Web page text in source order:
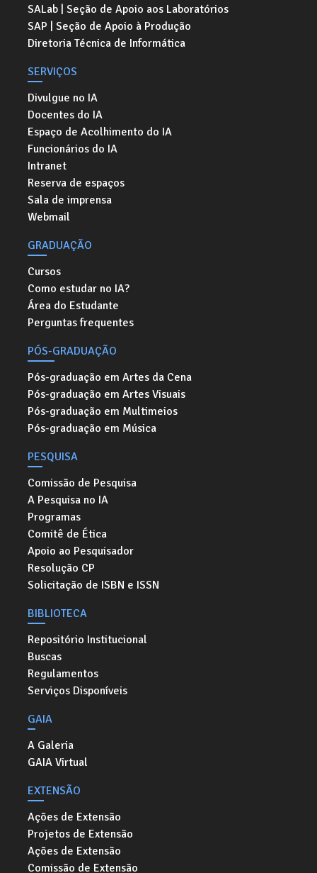
SALab | Seção de Apoio aos Laboratórios
SAP | Seção de Apoio à Produção
Diretoria Técnica de Informática
SERVIÇOS
Divulgue no IA
Docentes do IA
Espaço de Acolhimento do IA
Funcionários do IA
Intranet
Reserva de espaços
Sala de imprensa
Webmail
GRADUAÇÃO
Cursos
Como estudar no IA?
Área do Estudante
Perguntas frequentes
PÓS-GRADUAÇÃO
Pós-graduação em Artes da Cena
Pós-graduação em Artes Visuais
Pós-graduação em Multimeios
Pós-graduação em Música
PESQUISA
Comissão de Pesquisa
A Pesquisa no IA
Programas
Comitê de Ética
Apoio ao Pesquisador
Resolução CP
Solicitação de ISBN e ISSN
BIBLIOTECA
Repositório Institucional
Buscas
Regulamentos
Serviços Disponíveis
GAIA
A Galeria
GAIA Virtual
EXTENSÃO
Ações de Extensão
Projetos de Extensão
Ações de Extensão
Comissão de Extensão